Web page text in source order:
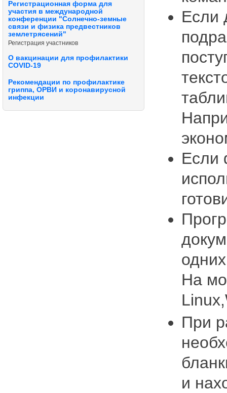
Регистрационная форма для
участия в международной
конференции "Солнечно-земные
связи и физика предвестников
землетрясений"
Регистрация участников
О вакцинации для профилактики
COVID-19
Рекомендации по профилактике
гриппа, ОРВИ и коронавирусной
инфекции
Если
Если
На
При
и